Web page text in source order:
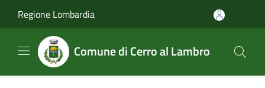
Regione Lombardia
Comune di Cerro al Lambro